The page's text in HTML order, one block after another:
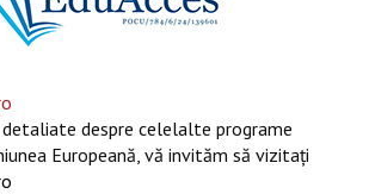
MATEMATICĂ- INFORMATICĂ
despre celelalte programe
Europeană, vă invităm să vizitaţi